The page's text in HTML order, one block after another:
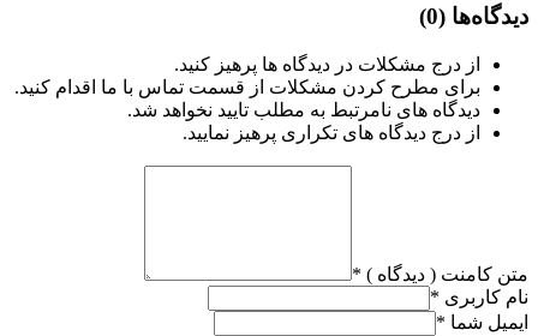
دیدگاه‌ها (0)
از درج مشکلات در دیدگاه ها پرهیز کنید.
برای مطرح کردن مشکلات از قسمت تماس با ما اقدام کنید.
دیدگاه های نامرتبط به مطلب تایید نخواهد شد.
از درج دیدگاه های تکراری پرهیز نمایید.
متن کامنت ( دیدگاه ) *
نام کاربری *
ایمیل شما *